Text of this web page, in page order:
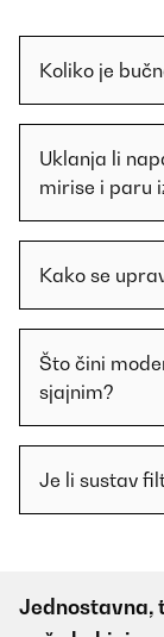
Koliko je
Uklanja li
mirise i paru
Kako se
Što čini
sjajnim?
Je li sustav
Jednostavna,